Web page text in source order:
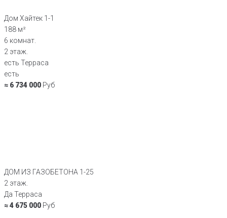
Дом Хайтек 1-1
188 м²
6 комнат.
2 этаж.
есть Терраса
есть
≈ 6 734 000 Руб
ДОМ ИЗ ГАЗОБЕТОНА 1-25
2 этаж.
Да Терраса
≈ 4 675 000 Руб